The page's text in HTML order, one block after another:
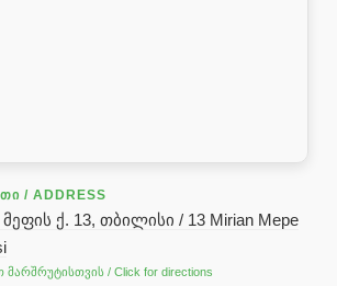
/ ADDRESS
ქ. 13, თბილისი / 13 Mirian Mepe
/ Click for directions